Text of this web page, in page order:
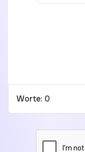
Worte: 0